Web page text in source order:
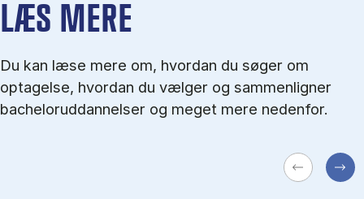
LÆS MERE
Du kan læse mere om, hvordan du søger om
optagelse, hvordan du vælger og sammenligner
bacheloruddannelser og meget mere nedenfor.